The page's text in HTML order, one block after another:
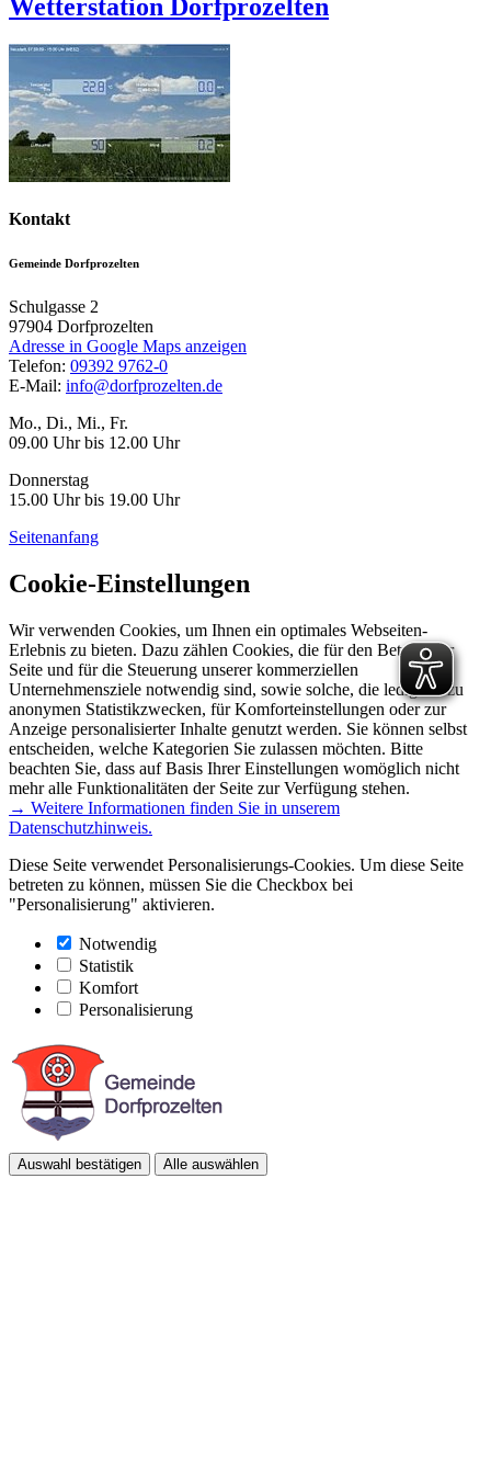
Wetterstation Dorfprozelten
Kontakt
Gemeinde Dorfprozelten
Schulgasse 2
97904 Dorfprozelten
Adresse in Google Maps anzeigen
Telefon: 09392 9762-0
E-Mail: info@dorfprozelten.de
Mo., Di., Mi., Fr.
09.00 Uhr bis 12.00 Uhr
Donnerstag
15.00 Uhr bis 19.00 Uhr
Seitenanfang
Cookie-Einstellungen
Wir verwenden Cookies, um Ihnen ein optimales Webseiten-
Erlebnis zu bieten. Dazu zählen Cookies, die für den Betrieb der
Seite und für die Steuerung unserer kommerziellen
Unternehmensziele notwendig sind, sowie solche, die lediglich zu
anonymen Statistikzwecken, für Komforteinstellungen oder zur
Anzeige personalisierter Inhalte genutzt werden. Sie können selbst
entscheiden, welche Kategorien Sie zulassen möchten. Bitte
beachten Sie, dass auf Basis Ihrer Einstellungen womöglich nicht
mehr alle Funktionalitäten der Seite zur Verfügung stehen.
→ Weitere Informationen finden Sie in unserem
Datenschutzhinweis.
Diese Seite verwendet Personalisierungs-Cookies. Um diese Seite
betreten zu können, müssen Sie die Checkbox bei
"Personalisierung" aktivieren.
Notwendig
Statistik
Komfort
Personalisierung
Auswahl bestätigen Alle auswählen